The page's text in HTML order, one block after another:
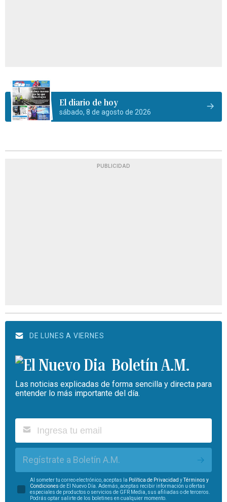
El diario de hoy
sábado, 8 de agosto de 2026
PUBLICIDAD
DE LUNES A VIERNES
Boletín A.M.
Las noticias explicadas de forma sencilla y directa para
entender lo más importante del día.
Regístrate a Boletín A.M.
Al someter tu correo electrónico, aceptas la Política de Privacidad yTérminos y
Condiciones de El Nuevo Día. Además, aceptas recibir información u ofertas
especiales de productos o servicios de GFR Media, sus afiliadas o de terceros.
Podrás optar salirte de los boletines en cualquier momento.